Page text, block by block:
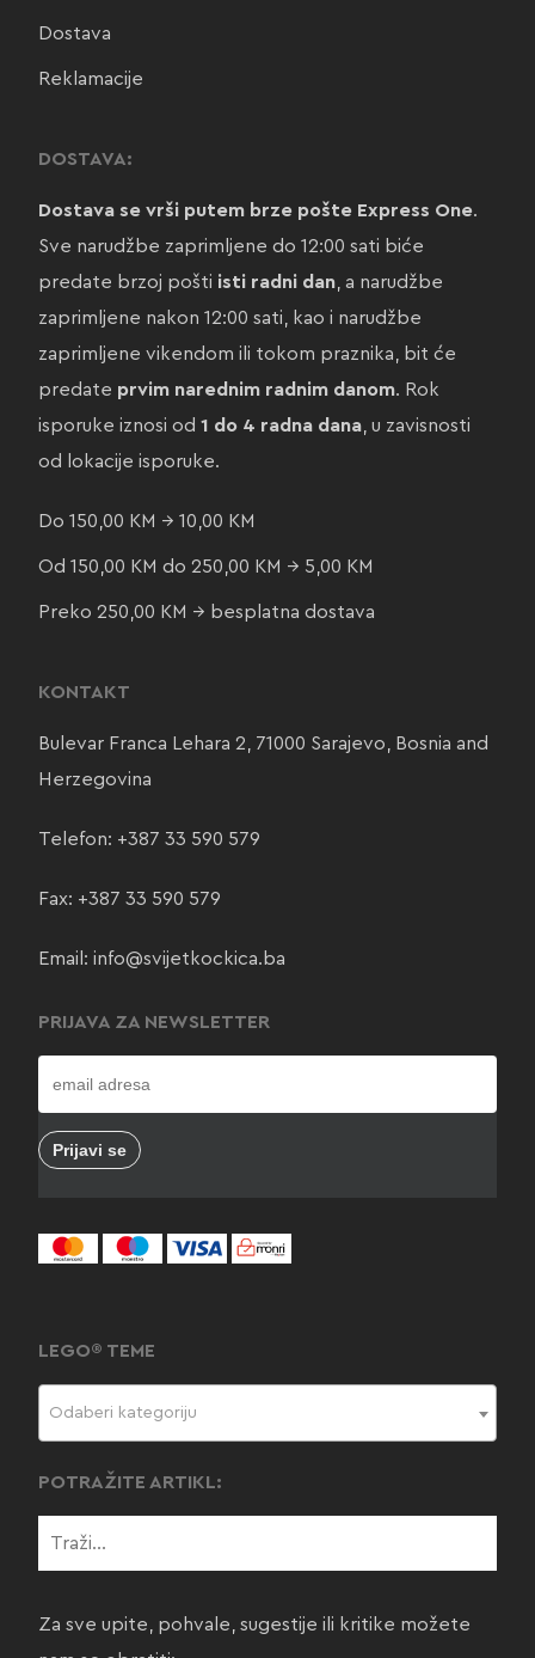
Dostava
Reklamacije
DOSTAVA:
Dostava se vrši putem brze pošte Express One.
Sve narudžbe zaprimljene do 12:00 sati biće
predate brzoj pošti isti radni dan, a narudžbe
zaprimljene nakon 12:00 sati, kao i narudžbe
zaprimljene vikendom ili tokom praznika, bit će
predate prvim narednim radnim danom. Rok
isporuke iznosi od 1 do 4 radna dana, u zavisnosti
od lokacije isporuke.
Do 150,00 KM → 10,00 KM
Od 150,00 KM do 250,00 KM → 5,00 KM
Preko 250,00 KM → besplatna dostava
KONTAKT
Bulevar Franca Lehara 2, 71000 Sarajevo, Bosnia and
Herzegovina
Telefon: +387 33 590 579
Fax: +387 33 590 579
Email: info@svijetkockica.ba
PRIJAVA ZA NEWSLETTER
LEGO® TEME
Odaberi kategoriju
POTRAŽITE ARTIKL:
Za sve upite, pohvale, sugestije ili kritike možete